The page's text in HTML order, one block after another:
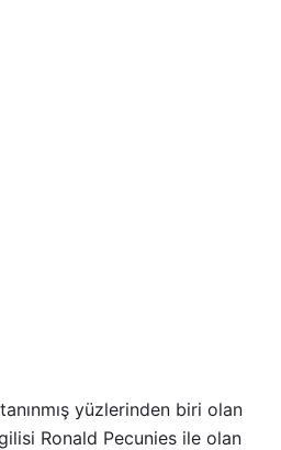
yüzlerinden biri olan
Ronald Pecunies ile olan